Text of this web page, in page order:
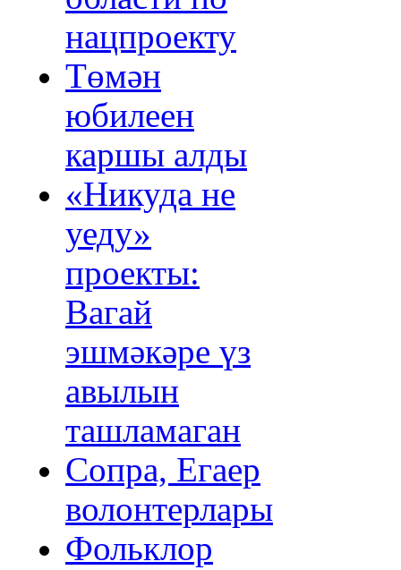
нацпроекту
Төмән
юбилеен
каршы алды
«Никуда не
уеду»
проекты:
Вагай
эшмәкәре үз
авылын
ташламаган
Сопра, Егаер
волонтерлары
Фольклор